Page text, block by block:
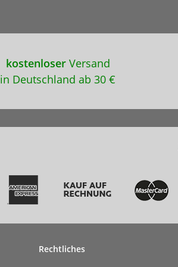
kostenloserVersand
in Deutschland ab 30 €
Rechtliches